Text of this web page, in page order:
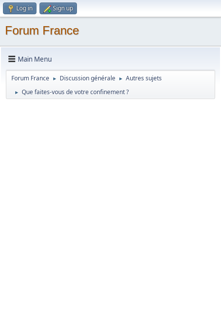
Log in Sign up
Forum France
Main Menu
Forum France ► Discussion générale ► Autres sujets
► Que faites-vous de votre confinement ?